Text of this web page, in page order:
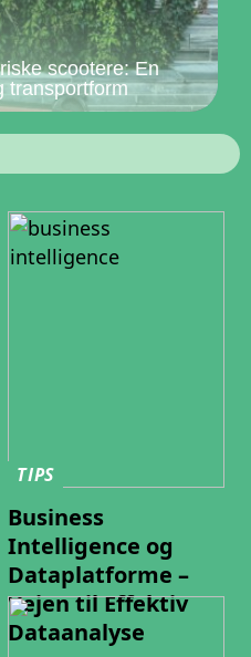
scootere: En
transportform
TIPS
Business
Intelligence og
Dataplatforme –
Vejen til Effektiv
Dataanalyse